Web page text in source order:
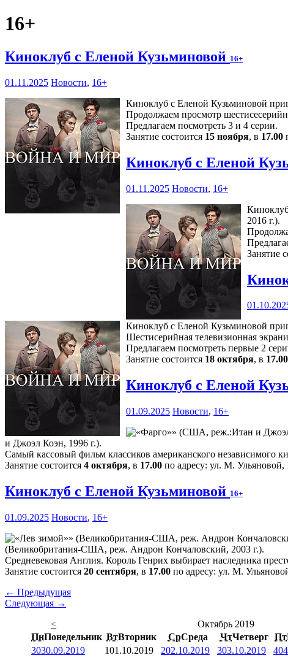
16+
Киноклуб с Еленой Кузьминовой 16+
01.11.2025 Новости, 16+
Киноклуб с Еленой Кузьминовой
Продолжаем просмотр
Предлагаем посмотреть 3 и 4 серии.
Занятие состоится 15 ноября, в 17.00
Киноклуб с Еленой
01.11.2025 Новости, 16+
2016 г.).
Занятие
Киноклуб с Еленой Кузьминовой
Шестисерийная телевизионная
Предлагаем посмотреть первые 2
Занятие состоится 18 октября, в 17.00
Киноклуб с Еленой
01.09.2025 Новости, 16+
и Джоэл Коэн, 1996 г.).
Самый кассовый фильм классиков американского независимого
Занятие состоится 4 октября, в 17.00 по адресу: ул. М.
Киноклуб с Еленой Кузьминовой 16+
01.09.2025 Новости, 16+
(Великобритания-США, реж. Андрон Кончаловский, 2003 г.).
Средневековая Англия. Король Генрих выбирает наследника
Занятие состоится 20 сентября, в 17.00 по адресу: ул. М.
← Предыдущая
Следующая →
<
Октябрь 2019
ПнПонедельник ВтВторник СрСреда ЧтЧетверг Пт
3030.09.2019 101.10.2019 202.10.2019 303.10.2019 4